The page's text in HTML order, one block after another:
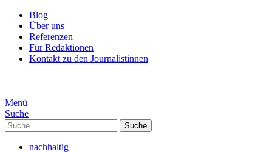
Blog
Über uns
Referenzen
Für Redaktionen
Kontakt zu den Journalistinnen
Menü
Suche
Suche
nachhaltig